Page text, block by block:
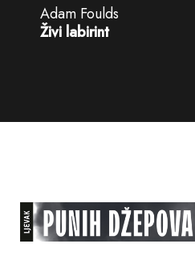
Adam Foulds
Živi labirint